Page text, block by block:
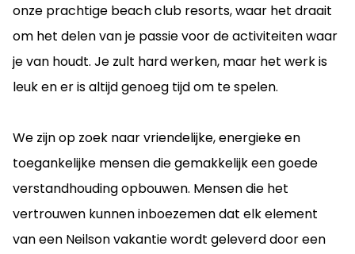
onze prachtige beach club resorts, waar het draait
om het delen van je passie voor de activiteiten waar
je van houdt. Je zult hard werken, maar het werk is
leuk en er is altijd genoeg tijd om te spelen.
We zijn op zoek naar vriendelijke, energieke en
toegankelijke mensen die gemakkelijk een goede
verstandhouding opbouwen. Mensen die het
vertrouwen kunnen inboezemen dat elk element
van een Neilson vakantie wordt geleverd door een